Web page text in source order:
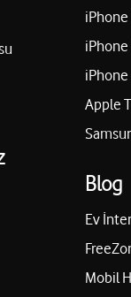
iPhone
iPhone
Apple
Blog
Ev
Mobil